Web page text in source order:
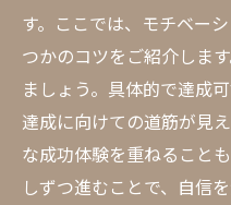
す。ここでは、モチベー
つかのコツをご紹介しま
ましょう。具体的で達成
達成に向けての道筋が見
な成功体験を重ねること
しずつ進むことで、自信